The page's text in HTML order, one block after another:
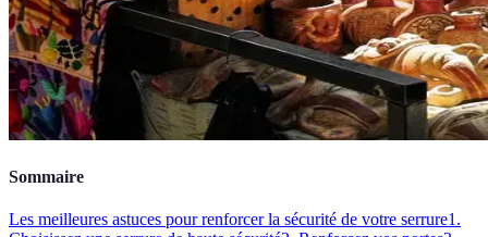
Sommaire
Les meilleures astuces pour renforcer la sécurité de votre serrure1.